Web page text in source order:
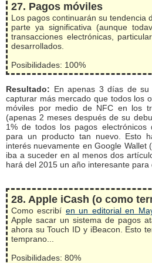
27. Pagos móviles
Los pagos continuarán su tendencia
parte ya significativa (aunque
transacciones electrónicas,
desarrollados.
Posibilidades: 100%
Resultado: En apenas 3 días de su
capturar más mercado que todos los
móviles por medio de NFC en los
(apenas 2 meses después de su
1% de todos los pagos electrónicos
para un producto tan nuevo. Esto
interés nuevamente en Google Wallet
iba a suceder en al menos dos
hará del 2015 un año interesante para
28. Apple iCash (o como
Como escribí en un editorial en
Apple sacar un sistema de pagos
ahora su Touch ID y iBeacon. Esto
temprano...
Posibilidades: 80%